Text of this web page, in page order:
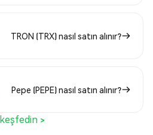
TRON (TRX) nasıl satın alınır?
Pepe (PEPE) nasıl satın alınır?
>